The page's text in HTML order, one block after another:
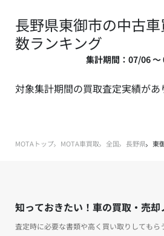
長野県東御市の中古
数ランキング
集計期間：07/06 ～
対象集計期間の買取査定実績があ
MOTAトップ MOTA車買取 全国 長野県 東
知っておきたい！車の買取・売却
査定時に必要な書類や高く買い取りしてもら